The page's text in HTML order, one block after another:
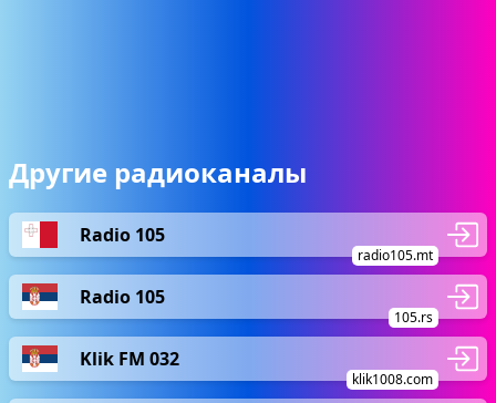
Другие радиоканалы
Radio 105
radio105.mt
Radio 105
105.rs
Klik FM 032
klik1008.com